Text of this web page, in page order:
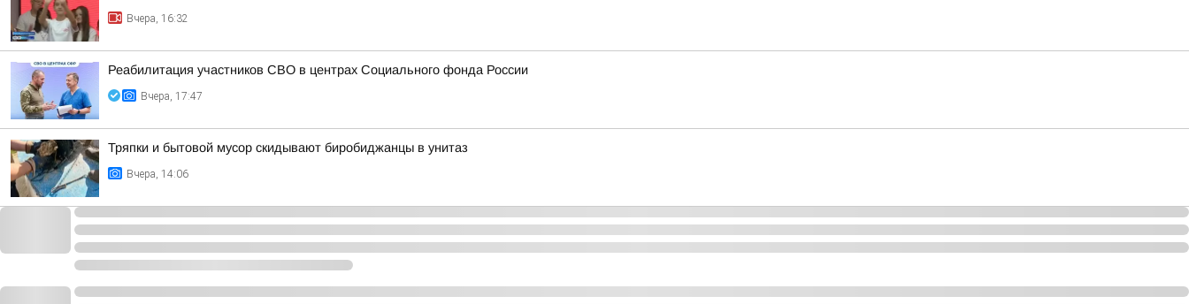
Вчера, 16:32
Реабилитация участников СВО в центрах Социального фонда России
Вчера, 17:47
Тряпки и бытовой мусор скидывают биробиджанцы в унитаз
Вчера, 14:06